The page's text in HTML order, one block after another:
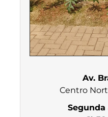
Av.
Centro